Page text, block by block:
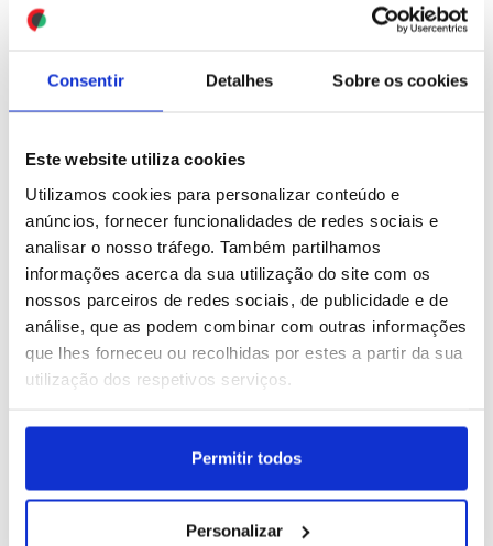
Consentir Detalhes Sobre os cookies
Este website utiliza cookies
Utilizamos cookies para personalizar conteúdo e
anúncios, fornecer funcionalidades de redes sociais e
analisar o nosso tráfego. Também partilhamos
informações acerca da sua utilização do site com os
nossos parceiros de redes sociais, de publicidade e de
análise, que as podem combinar com outras informações
que lhes forneceu ou recolhidas por estes a partir da sua
utilização dos respetivos serviços.
Permitir todos
Personalizar
A Tate Modern apresenta
exposição dedicada a Ana
Mendieta
ID: 47454200 Data: 13/07/2026 12:36
21 IMAGENS
27 pessoas em
Banguecoque
ID: 47453243 Data: 13/07/2026 09:33
50 IMAGENS
Ténis: Termina torneio de
Wimbledon masculinos e
ID: 47451079 Data: 12/07/2026 17:12
28 IMAGENS
Festival de San Fermín
em Pamplona
ID: 47450386 Data: 12/07/2026 12:43